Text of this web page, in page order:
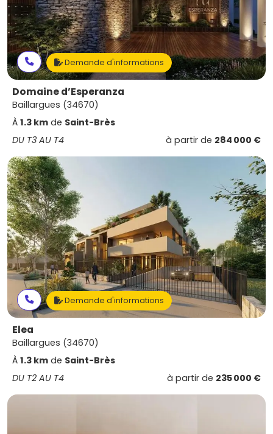
Demande d'informations
Domaine d’Esperanza
Baillargues (34670)
À 1.3 km de Saint-Brès
DU T3 AU T4
à partir de 284 000 €
Demande d'informations
Elea
Baillargues (34670)
À 1.3 km de Saint-Brès
DU T2 AU T4
à partir de 235 000 €